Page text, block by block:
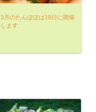
3月のたんぽぽは19日に開催
します